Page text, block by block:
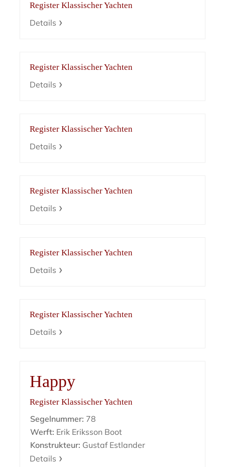
Register Klassischer Yachten
Details
Register Klassischer Yachten
Details
Register Klassischer Yachten
Details
Register Klassischer Yachten
Details
Register Klassischer Yachten
Details
Register Klassischer Yachten
Details
Happy
Register Klassischer Yachten
Segelnummer: 78
Werft: Erik Eriksson Boot
Konstrukteur: Gustaf Estlander
Details